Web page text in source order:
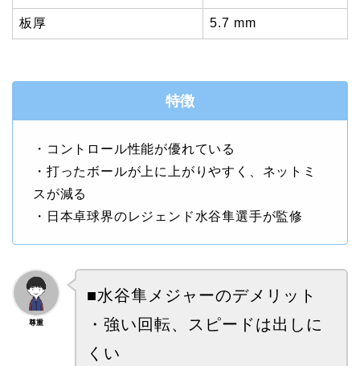
板厚 5.7 mm
特徴
・コントロール性能が優れている
・打ったボールが上に上がりやすく、ネットミ
スが減る
・日本卓球界のレジェンド水谷隼選手が監修
尊重
■水谷隼メジャーのデメリット
・ 強い回転、スピードは出しに
くい